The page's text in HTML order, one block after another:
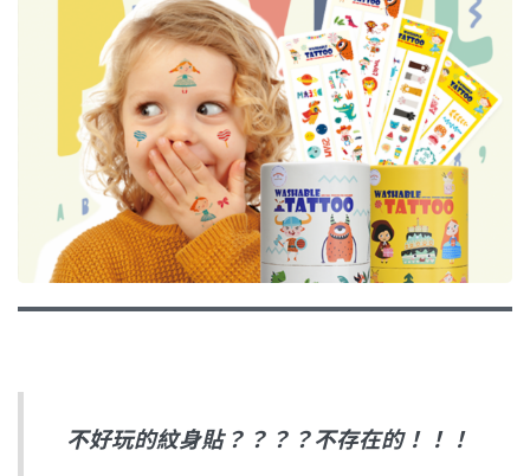
不好玩的紋身貼？？？？不存在的！！！